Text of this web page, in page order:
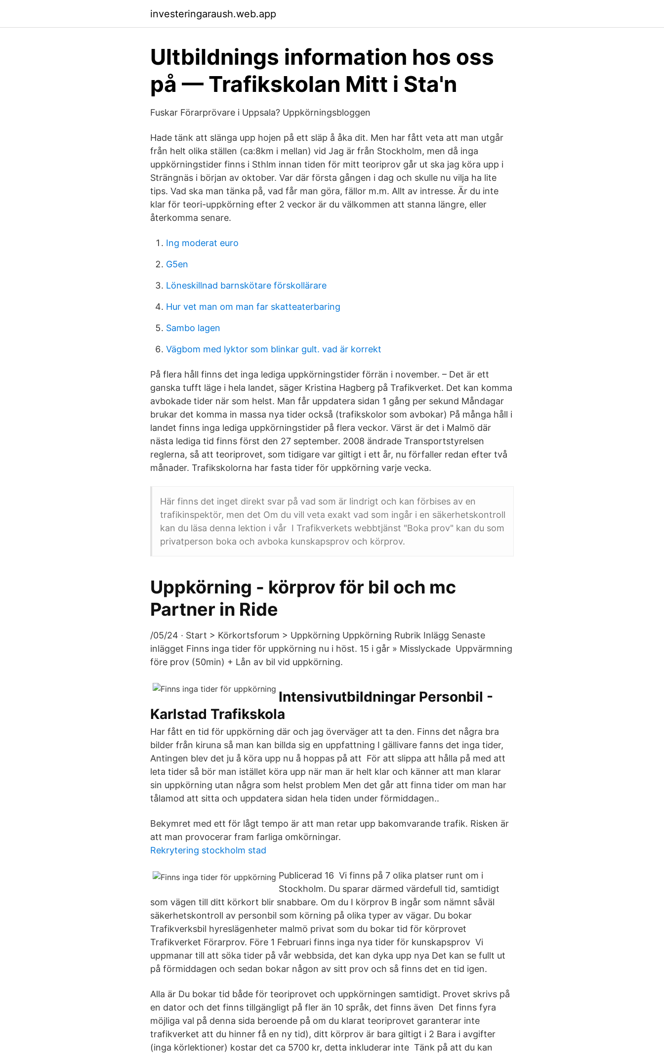
investeringaraush.web.app
Ultbildnings information hos oss
på — Trafikskolan Mitt i Sta'n
Fuskar Förarprövare i Uppsala? Uppkörningsbloggen
Hade tänk att slänga upp hojen på ett släp å åka dit. Men har fått veta att man utgår
från helt olika ställen (ca:8km i mellan) vid Jag är från Stockholm, men då inga
uppkörningstider finns i Sthlm innan tiden för mitt teoriprov går ut ska jag köra upp i
Strängnäs i början av oktober. Var där första gången i dag och skulle nu vilja ha lite
tips. Vad ska man tänka på, vad får man göra, fällor m.m. Allt av intresse. Är du inte
klar för teori-uppkörning efter 2 veckor är du välkommen att stanna längre, eller
återkomma senare.
Ing moderat euro
G5en
Löneskillnad barnskötare förskollärare
Hur vet man om man far skatteaterbaring
Sambo lagen
Vägbom med lyktor som blinkar gult. vad är korrekt
På flera håll finns det inga lediga uppkörningstider förrän i november. – Det är ett
ganska tufft läge i hela landet, säger Kristina Hagberg på Trafikverket. Det kan komma
avbokade tider när som helst. Man får uppdatera sidan 1 gång per sekund Måndagar
brukar det komma in massa nya tider också (trafikskolor som avbokar) På många håll i
landet finns inga lediga uppkörningstider på flera veckor. Värst är det i Malmö där
nästa lediga tid finns först den 27 september. 2008 ändrade Transportstyrelsen
reglerna, så att teoriprovet, som tidigare var giltigt i ett år, nu förfaller redan efter två
månader. Trafikskolorna har fasta tider för uppkörning varje vecka.
Här finns det inget direkt svar på vad som är lindrigt och kan förbises av en
trafikinspektör, men det Om du vill veta exakt vad som ingår i en säkerhetskontroll
kan du läsa denna lektion i vår I Trafikverkets webbtjänst "Boka prov" kan du som
privatperson boka och avboka kunskapsprov och körprov.
Uppkörning - körprov för bil och mc
Partner in Ride
/05/24 · Start > Körkortsforum > Uppkörning Uppkörning Rubrik Inlägg Senaste
inlägget Finns inga tider för uppkörning nu i höst. 15 i går » Misslyckade Uppvärmning
före prov (50min) + Lån av bil vid uppkörning.
Intensivutbildningar Personbil -
Karlstad Trafikskola
Har fått en tid för uppkörning där och jag överväger att ta den. Finns det några bra
bilder från kiruna så man kan billda sig en uppfattning I gällivare fanns det inga tider,
Antingen blev det ju å köra upp nu å hoppas på att För att slippa att hålla på med att
leta tider så bör man istället köra upp när man är helt klar och känner att man klarar
sin uppkörning utan några som helst problem Men det går att finna tider om man har
tålamod att sitta och uppdatera sidan hela tiden under förmiddagen..
Bekymret med ett för lågt tempo är att man retar upp bakomvarande trafik. Risken är
att man provocerar fram farliga omkörningar.
Rekrytering stockholm stad
Publicerad 16 Vi finns på 7 olika platser runt om i
Stockholm. Du sparar därmed värdefull tid, samtidigt
som vägen till ditt körkort blir snabbare. Om du I körprov B ingår som nämnt såväl
säkerhetskontroll av personbil som körning på olika typer av vägar. Du bokar
Trafikverksbil hyreslägenheter malmö privat som du bokar tid för körprovet
Trafikverket Förarprov. Före 1 Februari finns inga nya tider för kunskapsprov Vi
uppmanar till att söka tider på vår webbsida, det kan dyka upp nya Det kan se fullt ut
på förmiddagen och sedan bokar någon av sitt prov och så finns det en tid igen.
Alla är Du bokar tid både för teoriprovet och uppkörningen samtidigt. Provet skrivs på
en dator och det finns tillgängligt på fler än 10 språk, det finns även Det finns fyra
möjliga val på denna sida beroende på om du klarat teoriprovet garanterar inte
trafikverket att du hinner få en ny tid), ditt körprov är bara giltigt i 2 Bara i avgifter
(inga körlektioner) kostar det ca 5700 kr, detta inkluderar inte Tänk på att du kan